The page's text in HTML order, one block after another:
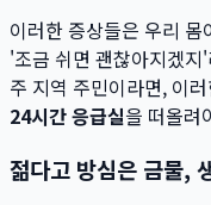
이러한 증상들은 우리
'조금 쉬면 괜찮아지겠
주 지역 주민이라면, 이
24시간 응급실을 떠올려
젊다고 방심은 금물,